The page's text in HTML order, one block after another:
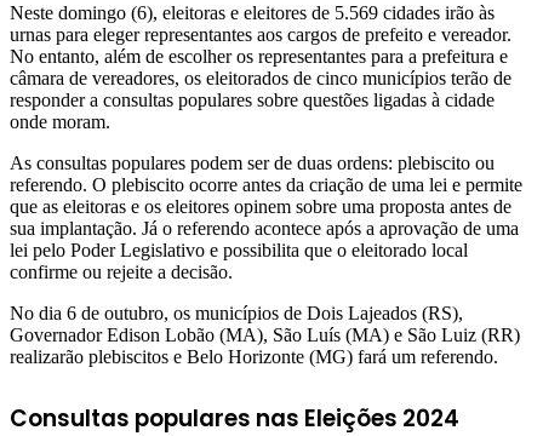
Neste domingo (6), eleitoras e eleitores de 5.569 cidades irão às
urnas para eleger representantes aos cargos de prefeito e vereador.
No entanto, além de escolher os representantes para a prefeitura e
câmara de vereadores, os eleitorados de cinco municípios terão de
responder a consultas populares sobre questões ligadas à cidade
onde moram.
As consultas populares podem ser de duas ordens: plebiscito ou
referendo. O plebiscito ocorre antes da criação de uma lei e permite
que as eleitoras e os eleitores opinem sobre uma proposta antes de
sua implantação. Já o referendo acontece após a aprovação de uma
lei pelo Poder Legislativo e possibilita que o eleitorado local
confirme ou rejeite a decisão.
No dia 6 de outubro, os municípios de Dois Lajeados (RS),
Governador Edison Lobão (MA), São Luís (MA) e São Luiz (RR)
realizarão plebiscitos e Belo Horizonte (MG) fará um referendo.
Consultas populares nas Eleições 2024